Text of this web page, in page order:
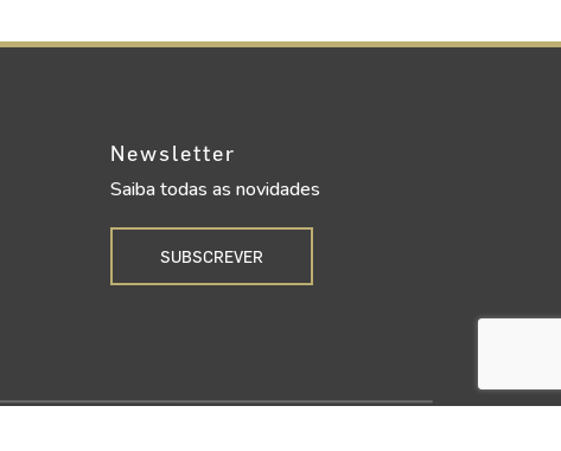
Newsletter
Saiba todas as novidades
SUBSCREVER